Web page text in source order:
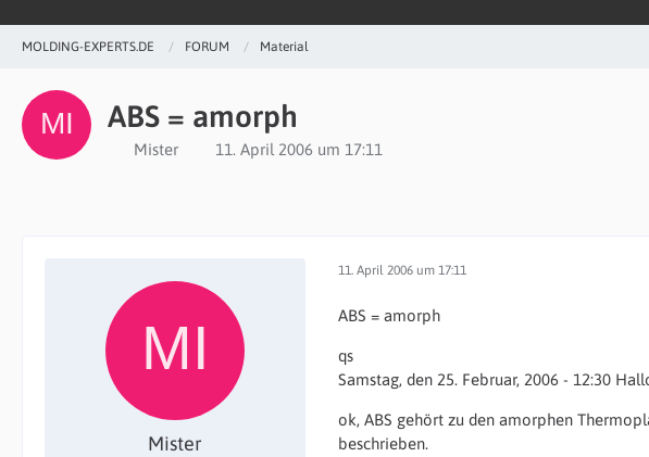
MOLDING-EXPERTS.DE FORUM Material
ABS = amorph
Mister 11. April 2006 um 17:11
Mister
11. April 2006 um 17:11
ABS = amorph
qs
Samstag, den 25. Februar, 2006 - 12:30
ok, ABS gehört zu den amorphen
beschrieben.